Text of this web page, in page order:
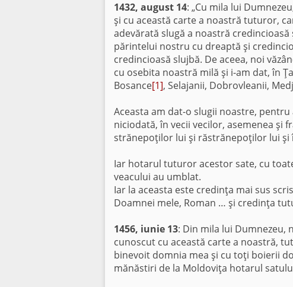
1432, august 14: „Cu mila lui
şi cu această carte a noastră tuturor,
adevărată slugă a noastră
părintelui nostru cu dreaptă şi
credincioasă slujbă. De aceea, noi
cu osebita noastră milă şi i-am dat, în
Bosance[1], Selajanii, Dobrovleanii,
Aceasta am dat-o slugii noastre,
niciodată, în vecii vecilor, asemenea şi
strănepoţilor lui şi răstrănepoţilor lui şi
Iar hotarul tuturor acestor sate, cu
veacului au umblat.
Iar la aceasta este credinţa mai sus
Doamnei mele, Roman … şi credinţa
1456, iunie 13: Din mila lui Dumnezeu,
cunoscut cu această carte a noastră,
binevoit domnia mea şi cu toţi boierii
mănăstiri de la Moldoviţa hotarul